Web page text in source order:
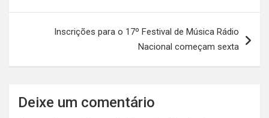
Inscrições para o 17º Festival de Música Rádio
Nacional começam sexta
Deixe um comentário